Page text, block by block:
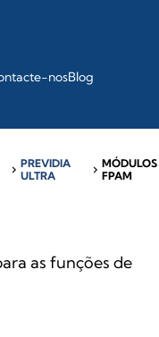
nosBlog
chevron_right PREVIDIA
ULTRA
chevron_right MÓDULOS
FPAM
as funções de